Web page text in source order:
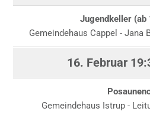
Jugendkeller (ab
Gemeindehaus Cappel - Jana
16. Februar
Gemeindehaus Istrup -